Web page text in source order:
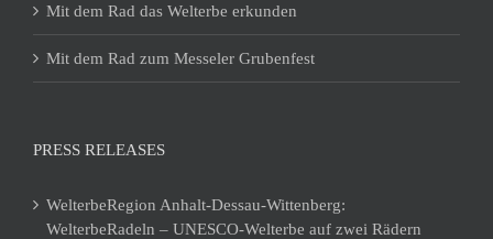
Mit dem Rad das Welterbe erkunden
Mit dem Rad zum Messeler Grubenfest
PRESS RELEASES
WelterbeRegion Anhalt-Dessau-Wittenberg:
WelterbeRadeln – UNESCO-Welterbe auf zwei Rädern